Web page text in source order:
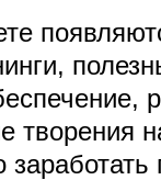
творения